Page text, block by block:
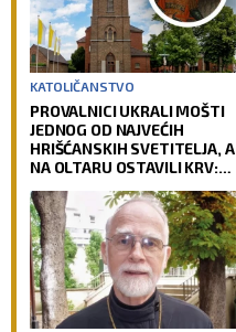
KATOLIČANSTVO
PROVALNICI UKRALI MOŠTI
JEDNOG OD NAJVEĆIH
HRIŠĆANSKIH SVETITELJA, A
NA OLTARU OSTAVILI KRV:
traga za počiniocima